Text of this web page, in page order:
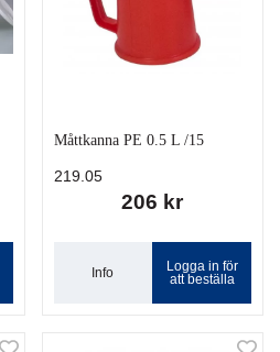
Måttkanna PE 0.5 L /15
219.05
206 kr
Info
Logga in för
att beställa